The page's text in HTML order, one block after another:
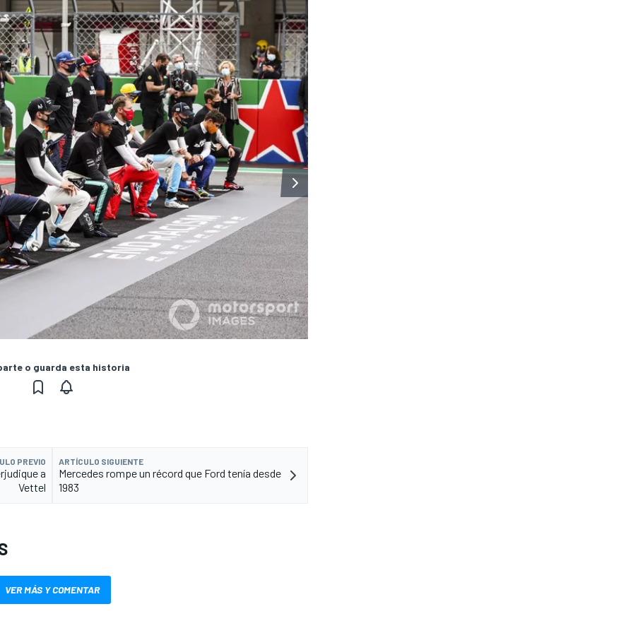
o guarda esta historia
PREVIO
a
Vettel
ARTÍCULO SIGUIENTE
Mercedes rompe un récord que Ford tenía desde
1983
VER MÁS Y COMENTAR